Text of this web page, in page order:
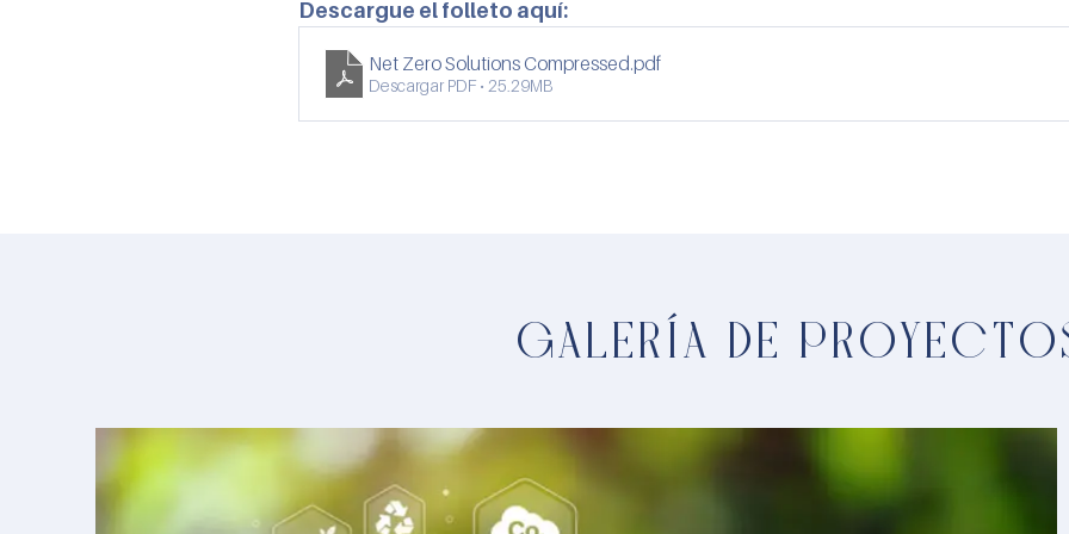
Descargue el folleto aquí:
Net Zero Solutions Compressed.pdf
Descargar PDF • 25.29MB
GALERÍA DE